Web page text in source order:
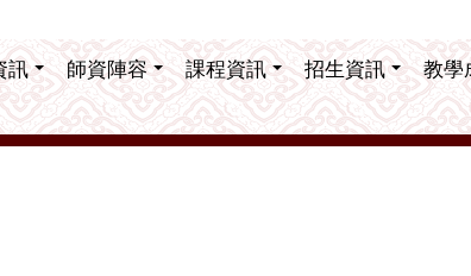
訊 師資陣容 課程資訊 招生資訊 教學